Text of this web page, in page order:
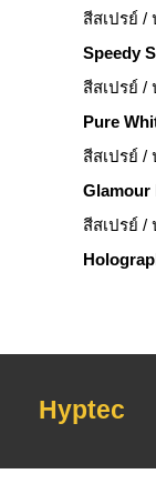
สีสเปรย์
Speedy
สีสเปรย์
Pure
สีสเปรย์
Glamour
สีสเปรย์
Hyptec